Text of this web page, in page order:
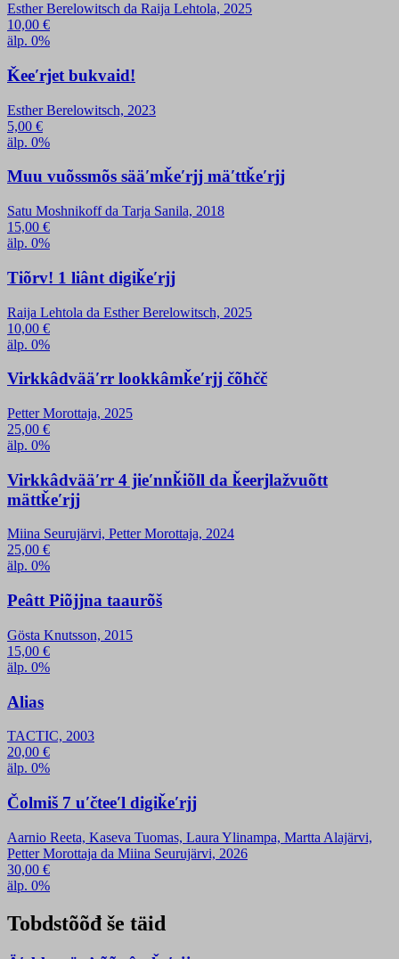
Esther Berelowitsch da Raija Lehtola, 2025
10,00 €
älp. 0%
Ǩeeʹrjet bukvaid!
Esther Berelowitsch, 2023
5,00 €
älp. 0%
Muu vuõssmõs sääʹmǩeʹrjj mäʹttǩeʹrjj
Satu Moshnikoff da Tarja Sanila, 2018
15,00 €
älp. 0%
Tiõrv! 1 liânt digiǩeʹrjj
Raija Lehtola da Esther Berelowitsch, 2025
10,00 €
älp. 0%
Virkkâdvääʹrr lookkâmǩeʹrjj čõhčč
Petter Morottaja, 2025
25,00 €
älp. 0%
Virkkâdvääʹrr 4 jieʹnnǩiõll da ǩeerjlažvuõtt
mättǩeʹrjj
Miina Seurujärvi, Petter Morottaja, 2024
25,00 €
älp. 0%
Peâtt Piõjjna taaurõš
Gösta Knutsson, 2015
15,00 €
älp. 0%
Alias
TACTIC, 2003
20,00 €
älp. 0%
Čolmiš 7 uʹčteeʹl digiǩeʹrjj
Aarnio Reeta, Kaseva Tuomas, Laura Ylinampa, Martta Alajärvi,
Petter Morottaja da Miina Seurujärvi, 2026
30,00 €
älp. 0%
Tobdstõõđ še täid